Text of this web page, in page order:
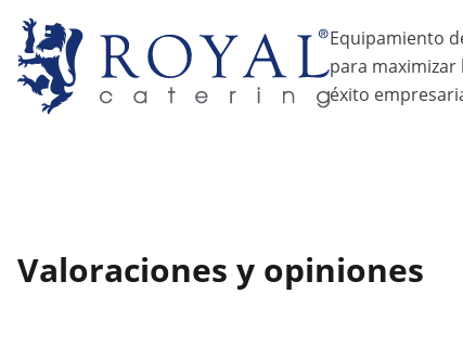
Equipamiento
para maximizar
éxito
Valoraciones y opiniones